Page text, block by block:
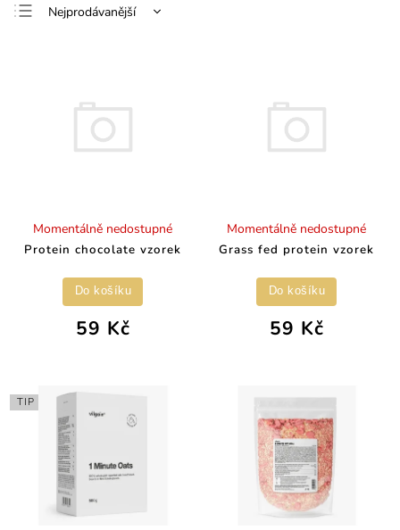
Nejprodávanější
Protein chocolate vzorek
Momentálně nedostupné
59 Kč
Do košíku
Grass fed protein vzorek
Momentálně nedostupné
59 Kč
Do košíku
TIP